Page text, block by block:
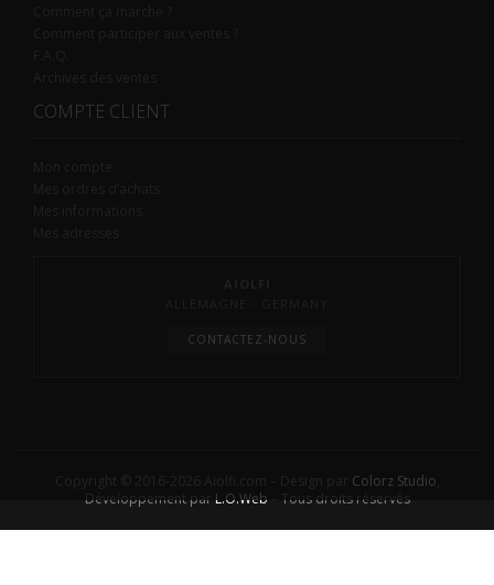
COMPTE CLIENT
CONTACTEZ-NOUS
Colorz Studio
Développement par L.O.Web – Tous droits réservés